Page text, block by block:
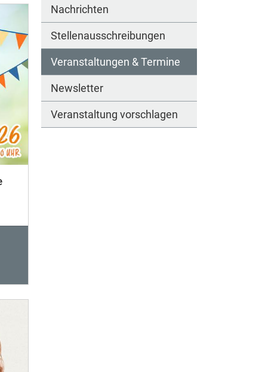
Nachrichten
Stellenausschreibungen
Veranstaltungen & Termine
Newsletter
Veranstaltung vorschlagen